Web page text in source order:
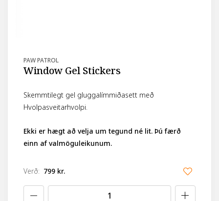
PAW PATROL
Window Gel Stickers
Skemmtilegt gel gluggalímmiðasett með
Hvolpasveitarhvolpi.
Ekki er hægt að velja um tegund né lit. Þú færð
einn af valmöguleikunum.
Verð: 799 kr.